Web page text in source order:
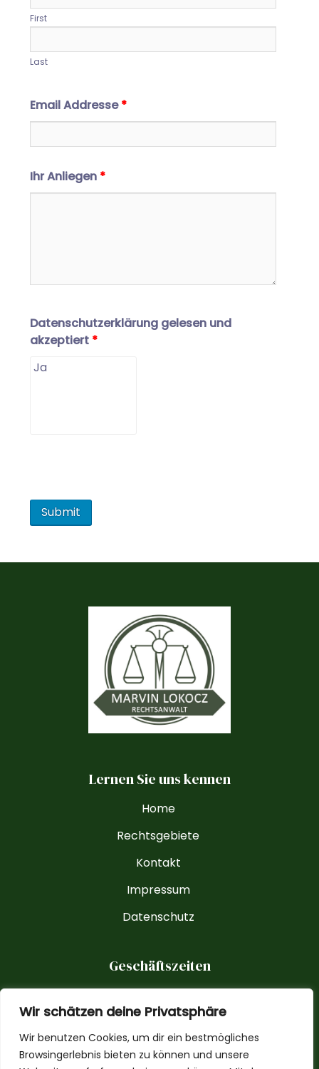
Wir schätzen deine Privatsphäre
Wir benutzen Cookies, um dir ein bestmögliches
Browsingerlebnis bieten zu können und unsere
First
Last
Email Addresse*
Ihr Anliegen *
Datenschutzerklärung gelesen und
akzeptiert *
Lernen Sie uns kennen
Home
Rechtsgebiete
Kontakt
Impressum
Datenschutz
Geschäftszeiten
Montag - Freitag
Termine nach Vereinbarung